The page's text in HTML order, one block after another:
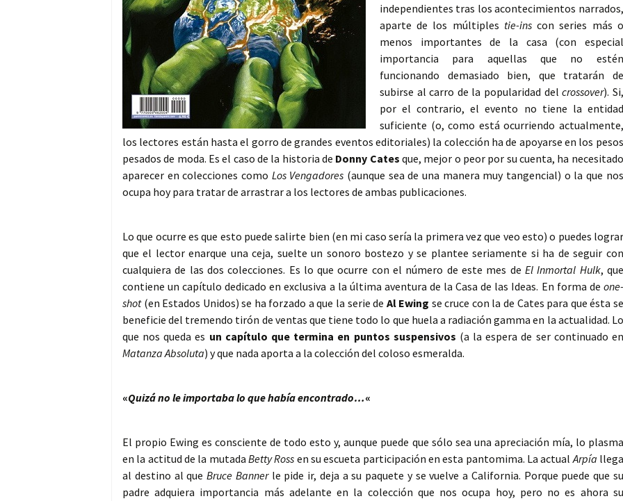
independientes tras los acontecimientos narrados,
aparte de los múltiples tie-inscon series más o
menos importantes de la casa (con especial
importancia para aquellas que no estén
funcionando demasiado bien, que tratarán de
subirse al carro de la popularidad delcrossover). Si,
por el contrario, el evento no tiene la entidad
suficiente (o, como está ocurriendo actualmente,
los lectores están hasta el gorro de grandes eventos editoriales) la colección ha de apoyarse en los pesos
pesados de moda. Es el caso de la historia de Donny Cates que, mejor o peor por su cuenta, ha necesitado
aparecer en colecciones como Los Vengadores (aunque sea de una manera muy tangencial) o la que nos
ocupa hoy para tratar de arrastrar a los lectores de ambas publicaciones.
Lo que ocurre es que esto puede salirte bien (en mi caso sería la primera vez que veo esto) o puedes lograr
que el lector enarque una ceja, suelte un sonoro bostezo y se plantee seriamente si ha de seguir con
cualquiera de las dos colecciones. Es lo que ocurre con el número de este mes de El Inmortal Hulk, que
contiene un capítulo dedicado en exclusiva a la última aventura de la Casa de las Ideas. En forma de one-
shot(en Estados Unidos) se ha forzado a que la serie de Al Ewing se cruce con la de Cates para que ésta se
beneficie del tremendo tirón de ventas que tiene todo lo que huela a radiación gamma en la actualidad. Lo
que nos queda es un capítulo que termina en puntos suspensivos (a la espera de ser continuado en
Matanza Absoluta) y que nada aporta a la colección del coloso esmeralda.
«Quizá no le importaba lo que había encontrado…«
El propio Ewing es consciente de todo esto y, aunque puede que sólo sea una apreciación mía, lo plasma
en la actitud de la mutada Betty Ross en su escueta participación en esta pantomima. La actualArpía llega
al destino al queBruce Bannerle pide ir, deja a su paquete y se vuelve a California. Porque puede que su
padre adquiera importancia más adelante en la colección que nos ocupa hoy, pero no es ahora su